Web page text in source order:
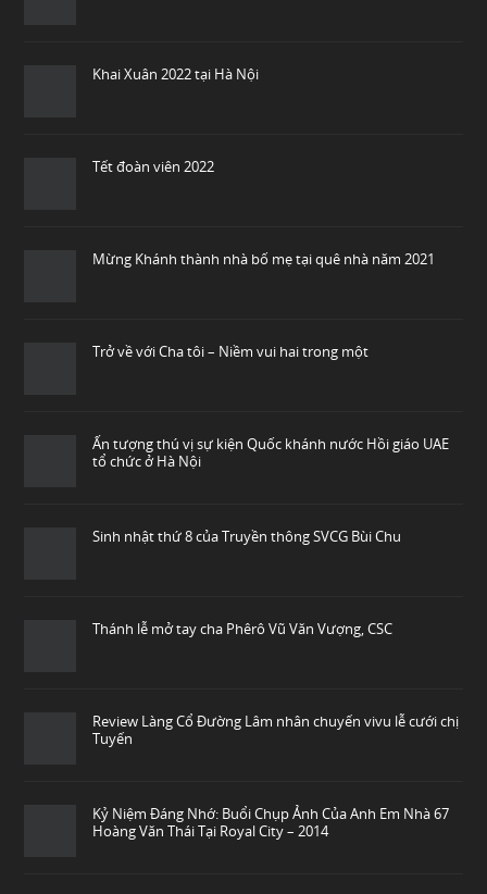
Khai Xuân 2022 tại Hà Nội
Tết đoàn viên 2022
Mừng Khánh thành nhà bố mẹ tại quê nhà năm 2021
Trở về với Cha tôi – Niềm vui hai trong một
Ấn tượng thú vị sự kiện Quốc khánh nước Hồi giáo UAE
tổ chức ở Hà Nội
Sinh nhật thứ 8 của Truyền thông SVCG Bùi Chu
Thánh lễ mở tay cha Phêrô Vũ Văn Vượng, CSC
Review Làng Cổ Đường Lâm nhân chuyến vivu lễ cưới chị
Tuyến
Kỷ Niệm Đáng Nhớ: Buổi Chụp Ảnh Của Anh Em Nhà 67
Hoàng Văn Thái Tại Royal City – 2014